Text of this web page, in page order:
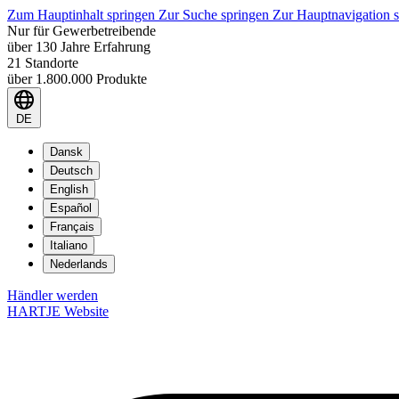
Zum Hauptinhalt springen Zur Suche springen Zur Hauptnavigation
Nur für Gewerbetreibende
über 130 Jahre Erfahrung
21 Standorte
über 1.800.000 Produkte
DE
Dansk
Deutsch
English
Español
Français
Italiano
Nederlands
Händler werden
HARTJE Website